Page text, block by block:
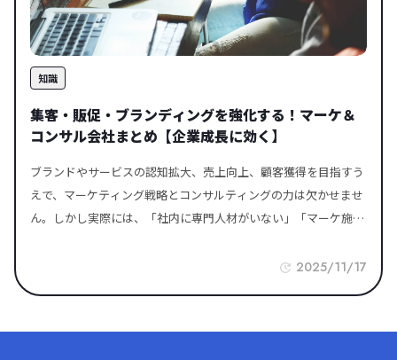
あります。首都圏・近畿圏に多数の自社会館を構え、家族葬から
社葬まで幅広く対応。明瞭な料金体系と、故人様を生前のような
姿に整えるエンバーミング技術など、質の高いサービスで約95%
の利用者満足度を実現しています。「大切な最期の時を、信頼で
きるプロにすべて任せたい」という方にこそ、この手厚い体制は
最適です。 24時間365日の即時対応はもちろん、葬儀後の手続き
ります。悔いのないお別れのために、まずは公益社へ相談してみ
ませんか。 いい葬儀 引用元：https://www.e-sogi.com/「いい葬
儀」は、葬儀に関する悩みを幅広く解決する情報メディアであ
生でそう何度も経験しない“お別れ”の場面をサポートする実用的
な情報が充実しています。特徴は、実際に葬儀を経験した人の口
なども詳しく紹介されており、「何をどう準備すればいいか」が
もちろん、個人作家による一点物の作品やファンアートグッズな
ども数多く揃っています。レビューを参考にしたり、限定品を予
約できるのも魅力のひとつ。「自分でつくるのは少しハードルが
高い」という方にも安心の選択肢です。 こだわりを形にするなら
前や日付を入れたい」など、自分だけのこだわりを反映させたい
作れるサービスも増えており、アクキーや缶バッジ、トートバッ
グなど、推し活にぴったりのアイテムを気軽にオーダーできま
す。 大切なのは、使う目的に合わせて選ぶこと 買う？作る？――そ
素直になるのがいちばんです。今の推し活にフィットする方法
で、最高のグッズライフを楽しんでください。 おすすめの推し
用元：https://www.animate-onlineshop.jp/ アニメイト通販は、
知識
集客・販促・ブランディングを強化する！マーケ＆
コンサル会社まとめ【企業成長に効く】
ブランドやサービスの認知拡大、売上向上、顧客獲得を目指すうえで、マーケティング戦略とコンサルティングの力は欠かせません。しかし実際には、「社内に専門人材がいない」「マーケ施策が思うように機能していない」といった悩みを抱える企業も多いのではないでしょうか。最近では、戦略設計から広告運用、デジタルマーケティング、データ分析、ブランディング支援まで一貫して対応するプロフェッショナルな支援会社が増えています。この記事では、事業成長に直結するマーケティング＆コンサルティング会社を厳選してご紹介。自社の課題に合ったパートナー選びのヒントとして、ぜひご活用ください。 マーケティング・コンサルティング会社とは？ マーケティング・コンサルティング会社とは、企業の集客、売上拡大、ブランド構築、業務改善などを目的に、外部から戦略と施策を支援してくれる専門パートナーです。特に近年は、「成果に直結するパートナーとしての役割」が強く求められ、企業の内製化支援や伴走型の長期的な支援が可能な会社が注目されています。 おすすめのマーケティング会社 株式会社ベーシック 引用元：https://basicinc.jp/株式会社ベーシックは、BtoB企業向けのWebマーケティングを仕組み化するSaaS「ferret One（フェレットワン）」を開発・提供するマーケティング支援企業です。「マーケティングの知識がない企業でも成果を出せる仕組みづくり」を掲げ、戦略設計から実行、改善までを一気通貫で支援しています。ferret Oneは、BtoBマーケティングに必要な機能をワンパッケージ化したツールで、CMS（サイト更新機能）・フォーム作成・メール配信・リード管理・MA機能などがすべて揃っているのが特長。ノーコードで誰でも扱えるため、営業・マーケ・広報が連携しやすい環境を構築できます。さらに、ツール導入だけでなく、専任のカスタマーサクセスによる伴走型支援やセミナー・コンテンツ提供も充実しており、マーケティング初心者の企業でも着実に成果を出せるように設計されています。BtoBマーケの課題を持つ企業にとって、最初の一歩を支えてくれる実践型支援サービスです。 株式会社クーシー 引用元：https://coosy.co.jp/株式会社クーシー（COOSY）は、25年以上にわたりデザインとUI/UX設計に真摯に向き合ってきたWeb制作会社です。AI時代の集客に強みを持ち、戦略設計からコーポレート・採用サイトの制作、SEO・LLMO対策、システム／DX開発までを一気通貫で支援しています。「日本郵便」「ゼクシィ」「SUUMO」「dグルメ」「楽天レシピ」など、大規模かつ高負荷なサービスの実績が豊富で、複雑な要件整理や大規模サイト制作にも柔軟に対応可能です。また、海外（イギリス・ミャンマー）にも拠点を構え、グローバル展開を見据えたWeb戦略や多言語対応にも対応しています。大規模サイト制作や高度なUI/UX設計を重視する企業におすすめのWeb制作会社です。 株式会社フルスピード 引用元：https://www.fullspeed.co.jp/株式会社フルスピードは、SEO対策・リスティング広告・SNS広告・Web制作・インフルエンサーマーケティングまで、Web集客を一気通貫で支援するデジタルマーケティング会社です。創業20年以上の実績を持ち、BtoB・BtoC問わず、幅広い業界の企業に対して集客成果に直結する施策を提供しています。SEO領域では、内部施策からコンテンツ制作、テクニカルSEOまで対応可能。最新の検索アルゴリズムにも対応したロジカルな改善提案に強みがあり、中長期でのオーガニック流入増加に貢献します。また、Google広告やMeta広告（Instagram・Facebook）、X（旧Twitter）、TikTokなど、主要SNSを活用した広告運用支援にも対応。予算やKPIに応じた運用改善やレポーティングまで、実行フェーズに強いマーケティング支援会社です。広告やSEOを任せたいが、どこまで社内でやるべきか悩んでいる企業にとって、戦略から実行までを柔軟に任せられる信頼性の高いパートナーです。 株式会社Welfill 引用：https://welfill.jp/株式会社Welfill（ウェルフィル）は、Webシステム・Webアプリ開発会社です。Ruby・React・Next.jsなどを用いた開発に加え、ホームページ制作や自社Webサービスの企画・運営まで一貫して手がけています。自社開発のノーコードツール「PAGE STOCK（ページストック）」を活用した格安ホームページ制作では、3万円台からオリジナルサイトを制作可能です。集客に強いLP型の構成と、パーツを選んで文章と写真を入れるだけの簡単操作で、初心者でもスマホから自分で更新・運用しやすい点が魅力です。また「HISHOSUPPL（秘書サプリ）」として、在宅で働くオンライン秘書と、業務を手伝ってほしい事業者をつなぐ無料求人マッチングサービスも運営しています。初期費用や求人掲載は無料で、短時間・単発の依頼もしやすく、バックオフィス業務を柔軟にアウトソースできます。ホームページ集客の強化と事務・雑務の効率化をまとめて進めたい中小企業や個人事業主にとって、実務に根ざしたサービスを提供してくれる、依頼しやすい会社です。詳しくはこちら↓Webアプリ開発・ホームページ制作に強い大阪のシステム開発会社｜株式会社Welfill／ウェルフィル3万円～の格安ホームページ制作サービス｜PAGE STOCK／ページストックオンライン秘書サービス｜秘書サプリ 株式会社リアライズ 引用：https://to-realize.jp/株式会社リアライズは、ホームページ制作、MEO対策を始めとしたWebマーケティング事業を行う会社です。同社は、建設業、士業、介護業、美容業、健康業など、さまざまな業種でのホームページ制作実績があり、各業種の特性に合わせたデザインと機能を提供しています。東京、大阪、福岡で営業職の採用情報も公開されているので、Webマーケティング業界に興味のある方はぜひ一度ご確認ください。 一般社団法人 日本マーケティング・リテラシー協会（JMLA） 引用元：https://www.marketing-literacy.org/一般社団法人 日本マーケティング・リテラシー協会（JMLA）は、商品企画開発とマーケティング戦略立案の領域で、ヒトの感性を起点にマーケティングサイエンスで「売れる」を創り出す２つのソリューションを提供しています。 商品企画開発法NeoP7システム 良質で大量のアイデア創出から「売れる／売れない」、「売れるようにするためにはどの要素を見直せばよいか」を数値で予測できるので、企画者―技術者―意思決定者が同時に顧客理解を深めることができ、再現性あるプロセスで企画開発を推進することができます。 JMLA感性マーケティング法 「なぜ顧客によって購買に差があるの？」、「売上減少からV字回復させたい」、「もっと売れるはず！」、「もっと顧客理解を深めたい」という課題に、顧客起点で自社の本質の課題を把握できるので、強みを生かした「売れる」に結びつく戦略立案を行うことができます。「学び」と「実務」両面から①②のメニューをご用意しています。課題をお持ちの方はJMLAの公式HPをご覧ください。弊社サイトはこちら クーミル株式会社 引用元：https://coomil.co.jp/クーミル株式会社は、SEO・AIO対策に強みを持つWeb制作会社です。単に見た目の良いサイトを制作するだけでなく、検索エンジンやAIに正しく情報が伝わるサイト構造、コンテンツ設計、内部リンク設計、構造化データの活用までを踏まえたWebサイト制作を行っています。ECサイト制作においても、商品・カテゴリページのSEO最適化、購入導線の改善、コンバージョンを意識したUI/UX設計に対応可能です。AI検索時代において「引用されやすく、ユーザーにも選ばれるサイト」を目指したい企業にとって、制作から集客改善まで相談できるパートナーといえるでしょう。 合同会社GRADMIN 引用：https://gradmin.co.jp/合同会社GRADMIN（グラドミン）は、Web集客専門のコンテンツマーケティング会社です。「コンテンツの力で、Webサイトをもっと鮮やかに。」をコンセプトに、オウンドメディア運用代行、SEO記事制作、SEOコンサルティング、ホームページ制作を通じて、企業の問い合わせ・集客増加を支援しています。オウンドメディア運用代行では、キーワード戦略や競合分析に基づくコンテンツ設計から、記事制作、技術的SEO対策、アクセス解析・改善提案までをワンストップで提供します。年商1〜10億円規模の企業を中心に、成果が出るまで伴走する運用支援が特徴です。また、WordPressに強いホームページ制作サービスでは、単なる“名刺代わり”ではなく、集客や問い合わせを見据えたサイト構成と導線設計、スマートフォン対応、内部SEO対策まで一貫して対応します。自社メディア「GRADMIN PRESS」でWeb集客ノウハウを継続的に発信するなど、実務に根ざした知見を持つことも魅力です。「オウンドメディアで問い合わせを増やしたい」「SEOとコンテンツで中長期的に集客基盤をつくりたい」と考える企業にとって、頼みやすく、成果が期待できるWebマーケティング会社です。 株式会社ブランディングワークス 引用元：https://www.branding-works.jp/株式会社ブランディングワークスは、SEOコンサルティングやコンテンツマーケティング支援を主軸に事業展開している会社です。SEOのみならず、広告、SNS、アフィリエイトなど、Webマーケティングの幅広い手法に対しても支援しています。また、特徴的なのは「固定金額・契約期間」の縛りを設けず、クライアントのニーズに合わせた柔軟でカスタマイズ可能なSEO支援サービスを提供している点。これにより、費用の最適化・低リスクでのマーケティング支援・SEO対策が可能です。現在、「記事制作」や「外部リンク獲得支援」「内部評価改善」など、サイト状況にあわせて好きな施策を選んで月額1.5万円～支援可能な「ネコノテSEO」も提供しています。また、事業者支援の他、ファンローカル、ファンワーク、わんぱくライフと、直接メディア運営にも携わっています。 AdMarket 引用元：https://www.ad-market.jp/AdMarketは、Web広告・SNS広告・動画広告の運用代行に強みを持つWebマーケティング代理店です。リスティング広告、ディスプレイ広告、Google広告をはじめ、Instagram・Facebook・X・LINE・TikTokなど各種SNS広告、YouTubeやTVer、Netflixなどの動画広告まで幅広い媒体をワンストップで対応します。単に配信設定を行うだけでなく、ターゲット属性や行動データを分析した媒体設計、クリエイティブ制作、配信後のレポート・改善提案まで一貫支援するのが特徴です。専任担当者によるコメント付き月次レポートで、専門用語をかみ砕いて説明しながら、費用対効果の最大化を目指した運用を行っています。また、SNSアカウント運用やインフルエンサーマーケティング、SEO対策、LP・Webサイト制作、動画制作など、集客から認知拡大、刈り取りまでをトータルで任せられる体制も魅力です。「どの媒体で何をすべきか分からない」「広告の成果をもっと伸ばしたい」といった課題に対して、戦略立案から運用改善まで伴走してくれる、心強いマーケティングパートナーだと言えます。 株式会社S-fleage 引用：https://www.s-fleage.com/株式会社S-fleageは、これからSEO対策に力を入れたい企業を支援するWebマーケティング制作会社です。検索エンジンでの集客が重要性を増す中、同社は「何から始めればいいのか分からない」「社内に専門人材がいない」「業務が忙しくリソースを割けない」といった課題を抱える企業に向けて、ゼロから取り組める体制を提供しています。支援内容は、まず現状の課題整理からスタートし、ターゲット分析や競合調査を踏まえた施策立案、コンテンツ制作、内部対策、効果測定、改善運用まで一貫して対応。SEOの知識がなくても理解しやすい進行と、結果につながる実務的なサポートが特徴です。これまでの実績では、制作したSEOコンテンツの約70％が検索上位表示を達成。さらに、サイト流入数や来店予約数が10倍以上に増加した事例も複数報告されており、実効性の高い支援を行う企業として評価されています。 株式会社ワクタス 引用：https://wakutas.co.jp/株式会社ワクタスは、北海道・帯広市を拠点に、「集客に強いホームページ制作」を中心としたWebマーケティングのワンストップ支援を提供する企業です。ホームページ制作だけでなく、Instagram運用代行、LINE公式アカウント構築代行、YouTube運用代行、リスティング広告運用、Webコンサルティングなど、Webに関わるあらゆる施策を包括的にサポートしています。「“ワクワクするキッカケを”」を企業理念に掲げ、ただ“見栄えのよいデザイン”を作るのではなく、クライアントの目的（集客・採用・ブランディングなど）から逆算したWeb戦略の設計・実装に全力を注ぎます。市場調査や競合分析を徹底し、ユーザー導線・使いやすさ・SEOなどあらゆる観点から「成果につながるWebサイト」を追求する点がワクタスの強みです。 株式会社ビズファン 引用：https://bizfun.co.jp/「株式会社ビズファン」は、インターネット広告運用やメディア事業を軸に、企業の多角的な成長を支援する総合マーケティング企業です。最大の特徴は、単なるアドバイスに留まらない「ハンズオン型（伴走型）」の支援にあります。「楽しく、はたらく」を理念に掲げ、広告運用から新規事業開発、コスト削減まで、クライアントのマーケティング責任者のような当事者意識で課題解決に挑む姿勢が多くの信頼を集めています。「売上を伸ばしたいがノウハウがない」「実務まで一気通貫で任せたい」という企業様にとって、これほど心強いパートナーはいません。 戦略立案から実行までを泥臭く共創してくれる彼らの解決力が、貴社のビジネスに劇的な変化をもたらします。 株式会社TACSEL（タクセル） 引用：https://tacsel.com/ 「株式会社TACSEL（タクセル）」は、広告運用とシステム開発の両輪で企業のDXを加速させる、実行型のマーケティング・テック集団です。 最大の特徴は、単なる提案に留まらず、企画から実装・運用までをワンストップで完結させる「圧倒的な機動力」にあります。Web広告の最適化やシステム開発、さらにはRPAによる業務改善まで、ITを駆使して売上向上とコスト削減を同時に実現。クライアントの課題を自分事として捉え、最短距離で成果を出すことに徹底的にこだわっています。 「アイデアはあるが形にできない」「デジタル戦略を一括して任せたい」という企業様にとって、これほど頼もしいパートナーはいません。 貴社の可能性を最大限に引き出し、共に成長を創り出す彼らのプロ意識を、ぜひビジネスの現場で体感してください。 沖縄トランプ株式会社 引用：https://trump-okinawa.com/沖縄トランプ株式会社は、歯科・医科に特化したホームページ制作およびWebマーケティング支援を行う会社です。沖縄県那覇市を拠点に、これまで累計600件以上のクリニックサイト制作に携わってきました。単なるホームページ制作にとどまらず、SEO対策・リスティング広告運用・MEO対策・アクセス解析など、集患に直結する施策を一貫してサポートしています。新規開院時の立ち上げ支援から既存サイトの改善まで、状況に応じた柔軟な提案が可能です。特に、医療機関に特化している点が強みであり、診療内容や地域性、ターゲット患者に合わせた設計・改善提案を行っています。また、Googleアナリティクス（GA4）を活用したアクセス解析レポートにより、現状の課題を分かりやすく整理し、具体的な改善につなげています。「作って終わり」ではなく、公開後の運用・改善まで伴走し、医院の集患や採用につながるWeb戦略を支援している点が、多くのクリニックから評価されています。 株式会社シイテ 引用：https://sionas.co.jp/株式会社シイテは、大阪市北区に本社を構えるホームページ制作会社です。デザイン性とマーケティング力を融合したWebサイト制作を強みとし、企業サイト・ECサイト・採用サイトなどの構築から運営までをワンストップで提供しています。自社で複数のメディアを運営してきた経験から、実績あるSEO技術を制作に取り入れており、検索流入を意識したサイト設計やコンテンツ戦略を得意としています。対応領域はSEO対策、レスポンシブデザイン、WordPressによるサイト構築、ShopifyやEC-CUBEを活用したEC構築、ネットショップ運営支援まで幅広く、事業成長に直結するWeb基盤づくりをサポートしています。運用面では、サイト更新代行、アクセス解析、コンテンツ作成、SNS連携などの支援を通じて、成果につながるWeb運営を継続的にバックアップします。中小企業や個人事業主にも導入しやすい料金プランを用意しており、全国の企業のWebパートナーとして高い評価を得ています。 株式会社LIVALEST 引用：https://livalest.com/株式会社LIVALESTは、大阪・関西を拠点とする中小企業向けのWeb制作会社です。「一緒に走り続けるパートナーに。存在に。」を掲げて、クライアントと共に成長するパートナーを目指しています。ホームページの新規制作やリニューアルを手がけ、WordPressを用いた更新しやすいシステムを構築。明瞭な料金設定と、80%以上のクライアントが継続契約する充実したアフターサポートが特徴です。幅広い業種に対応し、ロゴ・名刺・チラシ制作、多言語対応、MEO対策、LINE公式アカウント活用などのサービスも提供しています。特に、大阪・関西圏の店舗事業者向けに特化したMEO対策サービスを強化しています。Googleマップでの上位表示を実現し、店舗の認知度向上と集客増加を支援します。地域密着型アプローチと対面での打ち合わせを重視し、クライアントのニーズを深く理解します。単なるWeb制作会社ではなく、クライアントの長期的な事業戦略パートナーとしての役割を果たすことを目指しています。Webサイトの活用からデジタルマーケティング全般まで、包括的なアドバイスとサポートを提供しています。 株式会社OSIE 引用：https://osie.site/株式会社OSIEは、Web制作・マーケティング支援を軸に、企業の集客・販促・ブランディングを総合的に支援するマーケティング会社です。単なるホームページ制作や広告運用にとどまらず、「成果につながる設計」を重視し、戦略立案から実行、改善まで一貫して対応している点が特徴です。SEO対策やリスティング広告、SNS運用、動画制作などを組み合わせ、業種や事業フェーズに応じた最適な施策を設計。特に中小企業や成長企業に対しては、限られた予算の中でも最大限の効果を引き出す提案力に強みがあります。また、スピード感のある対応と実務に基づいた提案により、机上の空論ではない実行可能なマーケティングを実現。外部のWeb担当者として伴走する形で、継続的な改善と成果創出を支援しています。さらに、オンライン施策だけでなくオフライン施策も含めた統合的な戦略設計にも対応しており、企業の成長フェーズに応じた柔軟なサポートが可能です。中長期的な視点でブランド価値を高めながら、安定したリード獲得体制の構築を目指す企業にとって、信頼できるパートナーといえるでしょう。 EPICs株式会社(エピックス) 引用：https://epic-s.co.jp/EPICs株式会社は創業よりノーコードツール特化でアプリ/システム開発やマーケティングを行ってきた、ノーコードのプロフェッショナル集団です！Adalo公認エキスパート及びBubble正規公認代理店に認定されており、BubbleやAdaloをはじめとした様々なノーコードツールを使用することが可能なため、開発内容に応じてベストなツールで開発を行うことができます。200件以上の開発実績を誇り、開発事例としては、勤怠/収支管理アプリやヘルスケア＋ポイントアプリ、学生服専用のフリマアプリ などがあります。また社員の8割がエンジニアのため、開発リソースが潤沢な点も特徴です。その他専属のデザイナーも多数在籍しており、機能の開発のみならずクオリティの高いデザインやアプリロゴの制作まで一気通貫で対応が可能です！そして、EPICs株式会社は自社マーケティングのノウハウを活かした開発後のマーケティング支援まで対応。開発して終わりではなく、開発後のアプリ運用までサポートいたします。EPICs株式会社の受託開発サービスページはこちらから＞＞ 株式会社セブンデザイン 引用元：https://www.sevendesign.biz/株式会社セブンデザインは、大阪を拠点に集客と成約に強いホームページ制作と公開後の伴走型運営サポートを提供する企業です。創業以来、500社以上の制作実績に基づき、事業内容やターゲットを深く理解した集客戦略と、ユーザーが成約に至るための最適な導線設計を強みとしています。特に、SEO対策と品質の高いコンテンツ作成に注力しており、ネットショップで年商3億円を達成するなど、具体的な成果を追求してきた実績が豊富です。サービスは、単なるホームページ制作にとどまらず、アクセス解析やヒートマップを用いた継続的な改善提案までトータルでカバーしています。また、他社制作のサイト運営代行や、生成AIを活用したコンテンツ効率化支援など、成果最大化に向けた多角的なサポート体制が整備されています。流行りより使いやすさを重視したデザイン設計と、公開後も継続的に成果を伸ばしたいと考える企業にとって、理論的で戦略的なサポートを提供する実践的なパートナーです。 RecUp 引用元：https://recup.delight21.co.jp/lp/株式会社Delightが展開する、AIスカウトを軸に、企業の採用活動を効率化・最適化する「RecUp」。応募を待つのではなく、AIが求職者に直接アプローチするという新しいスタイルで、採用のスピードと質を同時に高めてくれます。また、公式サイトでは採用に関するノウハウ記事や事例紹介も積極的に発信しており、採用初心者からベテラン担当者まで役立つ情報が満載です。採用でお悩みの企業にとって、頼れる“もう一人の人事担当者”のような存在となるはずです。詳しくは公式サイトをご覧ください。 サンゼンデザイン株式会社 引用元：https://www.sanzen-design.jp/サンゼンデザイン株式会社は、福岡県北九州市を拠点にホーム
2025/11/17